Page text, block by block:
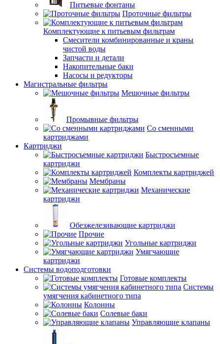
Питьевые фонтаны
Проточные фильтры
Комплектующие к питьевым фильтрам
Смесители комбинированные и краны
чистой воды
Запчасти и детали
Накопительные баки
Насосы и редукторы
Магистральные фильтры
Мешочные фильтры
Промывные фильтры
Со сменными
картриджами
Картриджи
Быстросъемные
картриджи
Комплекты картриджей
Мембраны
Механические
картриджи
Обезжелезивающие картриджи
Прочие
Угольные картриджи
Умягчающие
картриджи
Системы водоподготовки
Готовые комплекты
Системы
умягчения кабинетного типа
Колонны
Солевые баки
Управляющие клапаны